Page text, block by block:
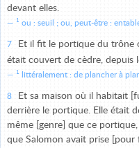
devant elles.
1 ou : seuil ; ou, peut-être :
7
Et il fit le portique du trône
était couvert de cèdre, depuis
1 littéralement : de plancher à
8
Et sa maison où il habitait
derrière le portique. Elle était
même [genre] que ce
que Salomon avait prise [pour